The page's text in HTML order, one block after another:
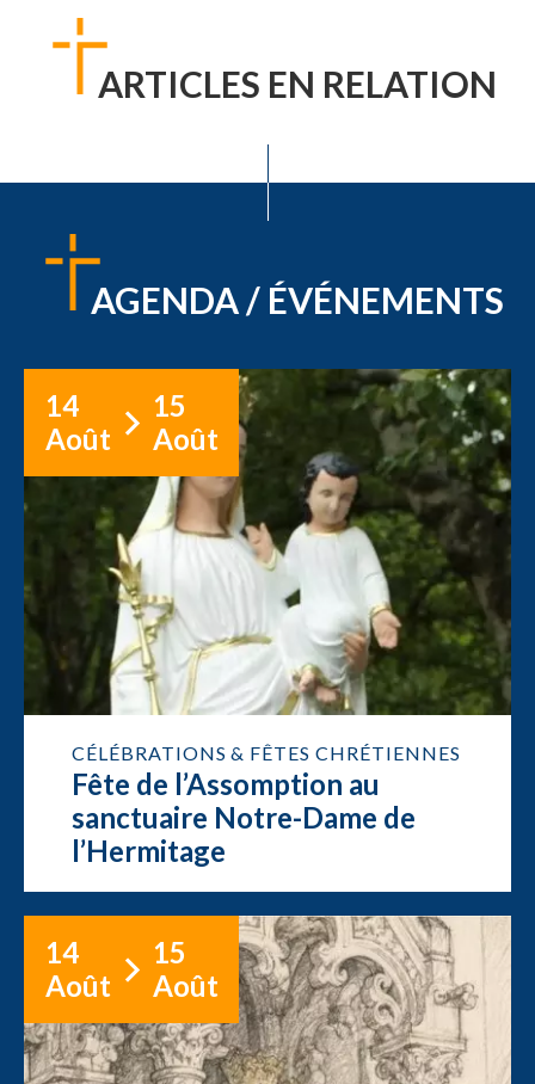
ARTICLES EN RELATION
AGENDA / ÉVÉNEMENTS
14
Août
15
Août
CÉLÉBRATIONS & FÊTES CHRÉTIENNES
Fête de l’Assomption au
sanctuaire Notre-Dame de
l’Hermitage
14
Août
15
Août